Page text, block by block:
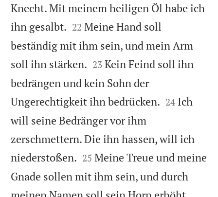
Knecht. Mit meinem heiligen Öl habe ich
ihn gesalbt. 

22 Meine Hand soll
beständig mit ihm sein, und mein Arm
soll ihn stärken. 

23 Kein Feind soll ihn
bedrängen und kein Sohn der
Ungerechtigkeit ihn bedrücken. 

24 Ich
will seine Bedränger vor ihm
zerschmettern. Die ihn hassen, will ich
niederstoßen. 

25 Meine Treue und meine
Gnade sollen mit ihm sein, und durch